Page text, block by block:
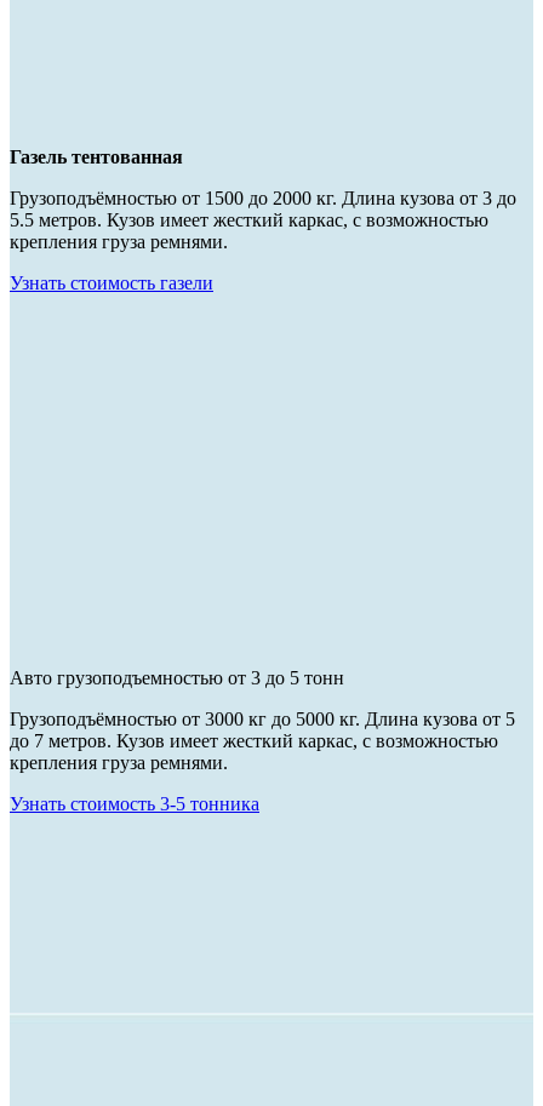
Газель тентованная
Грузоподъёмностью от 1500 до 2000 кг. Длина кузова от 3 до
5.5 метров. Кузов имеет жесткий каркас, с возможностью
крепления груза ремнями.
Узнать стоимость газели
Авто грузоподъемностью от 3 до 5 тонн
Грузоподъёмностью от 3000 кг до 5000 кг. Длина кузова от 5
до 7 метров. Кузов имеет жесткий каркас, с возможностью
крепления груза ремнями.
Узнать стоимость 3-5 тонника